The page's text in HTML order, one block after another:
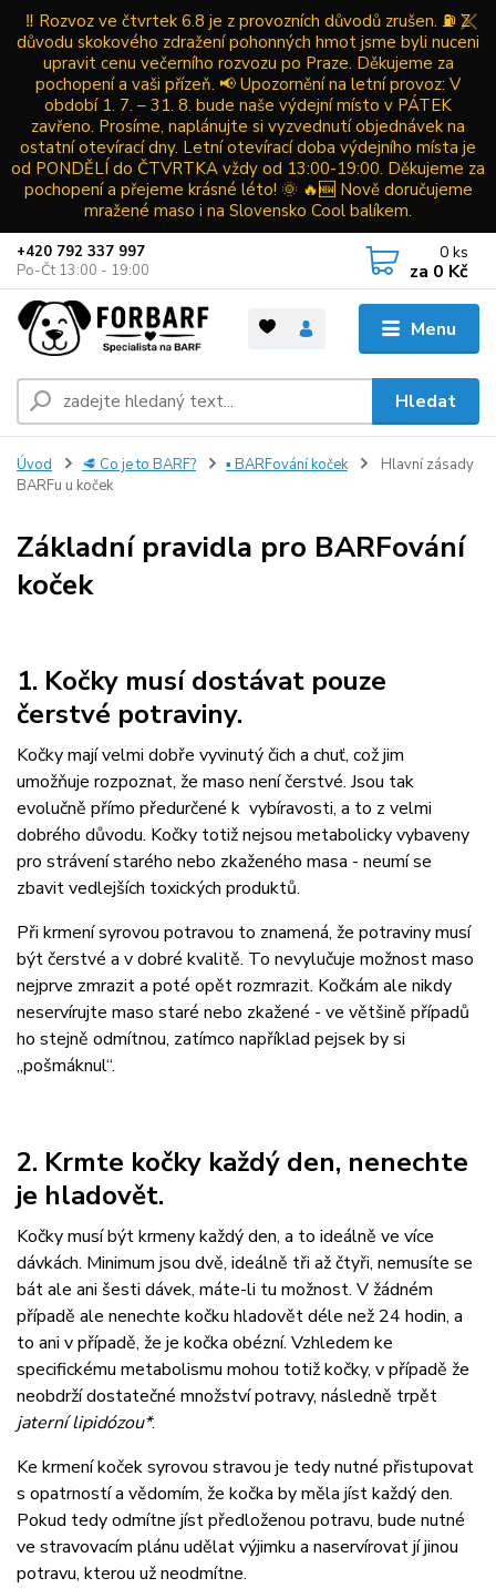
‼️ Rozvoz ve čtvrtek 6.8 je z provozních důvodů zrušen. ⛽ Z
důvodu skokového zdražení pohonných hmot jsme byli nuceni
upravit cenu večerního rozvozu po Praze. Děkujeme za
pochopení a vaši přízeň. 📢 Upozornění na letní provoz: V
období 1. 7. – 31. 8. bude naše výdejní místo v PÁTEK
zavřeno. Prosíme, naplánujte si vyzvednutí objednávek na
ostatní otevírací dny. Letní otevírací doba výdejního místa je
od PONDĚLÍ do ČTVRTKA vždy od 13:00-19:00. Děkujeme za
pochopení a přejeme krásné léto! 🌞 🔥🆕 Nově doručujeme
mražené maso i na Slovensko Cool balíkem.
Menu
Hledat
+420 792 337 997
Po-Čt 13:00 - 19:00
0 ks
za 0 Kč
Úvod 🥩 Co je to BARF? ▪ BARFování koček
Hlavní zásady
BARFu u koček
Základní pravidla pro BARFování
koček
1. Kočky musí dostávat pouze
čerstvé potraviny.
Kočky mají velmi dobře vyvinutý čich a chuť, což jim
umožňuje rozpoznat, že maso není čerstvé. Jsou tak
evolučně přímo předurčené k vybíravosti, a to z velmi
dobrého důvodu. Kočky totiž nejsou metabolicky vybaveny
pro strávení starého nebo zkaženého masa - neumí se
zbavit vedlejších toxických produktů.
Při krmení syrovou potravou to znamená, že potraviny musí
být čerstvé a v dobré kvalitě. To nevylučuje možnost maso
nejprve zmrazit a poté opět rozmrazit. Kočkám ale nikdy
neservírujte maso staré nebo zkažené - ve většině případů
ho stejně odmítnou, zatímco například pejsek by si
„pošmáknul“.
2. Krmte kočky každý den, nenechte
je hladovět.
Kočky musí být krmeny každý den, a to ideálně ve více
dávkách. Minimum jsou dvě, ideálně tři až čtyři, nemusíte se
bát ale ani šesti dávek, máte-li tu možnost. V žádném
případě ale nenechte kočku hladovět déle než 24 hodin, a
to ani v případě, že je kočka obézní. Vzhledem ke
specifickému metabolismu mohou totiž kočky, v případě že
neobdrží dostatečné množství potravy, následně trpět
jaterní lipidózou*.
Ke krmení koček syrovou stravou je tedy nutné přistupovat
s opatrností a vědomím, že kočka by měla jíst každý den.
Pokud tedy odmítne jíst předloženou potravu, bude nutné
ve stravovacím plánu udělat výjimku a naservírovat jí jinou
potravu, kterou už neodmítne.